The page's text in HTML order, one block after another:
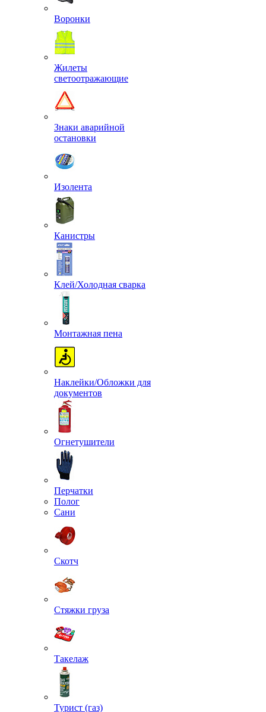
Воронки
Жилеты
светоотражающие
Знаки аварийной
остановки
Изолента
Канистры
Клей/Холодная сварка
Монтажная пена
Наклейки/Обложки для
документов
Огнетушители
Перчатки
Полог
Сани
Скотч
Стяжки груза
Такелаж
Турист (газ)